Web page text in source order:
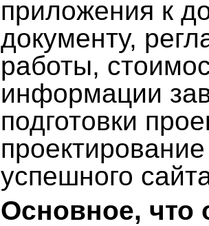
приложения к
документу,
работы,
информации
подготовки
успешного
Основное, что